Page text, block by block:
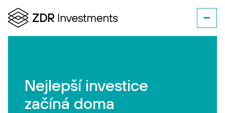
Nejlepší investice
začíná doma